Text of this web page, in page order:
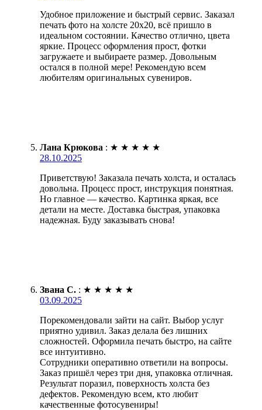
Удобное приложение и быстрый сервис. Заказал
печать фото на холсте 20х20, всё пришло в
идеальном состоянии. Качество отлично, цвета
яркие. Процесс оформления прост, фотки
загружаете и выбираете размер. Довольным
остался в полной мере! Рекомендую всем
любителям оригинальных сувениров.
Лана Крюкова : ★ ★ ★ ★ ★
28.10.2025
Приветствую! Заказала печать холста, и осталась
довольна. Процесс прост, инструкция понятная.
Но главное — качество. Картинка яркая, все
детали на месте. Доставка быстрая, упаковка
надежная. Буду заказывать снова!
Звана С. : ★ ★ ★ ★ ★
03.09.2025
Порекомендовали зайти на сайт. Выбор услуг
приятно удивил. Заказ делала без лишних
сложностей. Оформила печать быстро, на сайте
все интуитивно.
Сотрудники оперативно ответили на вопросы.
Заказ пришёл через три дня, упаковка отличная.
Результат поразил, поверхность холста без
дефектов. Рекомендую всем, кто любит
качественные фотосувениры!